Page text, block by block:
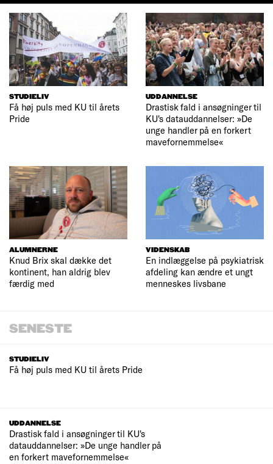
STUDIELIV
Få høj puls med KU til årets
Pride
UDDANNELSE
Drastisk fald i ansøgninger til
KU's datauddannelser: »De
unge handler på en forkert
mavefornemmelse«
ALUMNERNE
Knud Brix skal dække det
kontinent, han aldrig blev
færdig med
VIDENSKAB
En indlæggelse på psykiatrisk
afdeling kan ændre et ungt
menneskes livsbane
SENESTE
STUDIELIV
Få høj puls med KU til årets Pride
UDDANNELSE
Drastisk fald i ansøgninger til KU's
datauddannelser: »De unge handler på
en forkert mavefornemmelse«